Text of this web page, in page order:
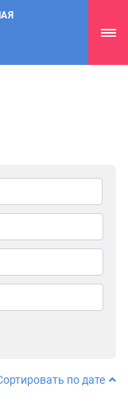
по дате